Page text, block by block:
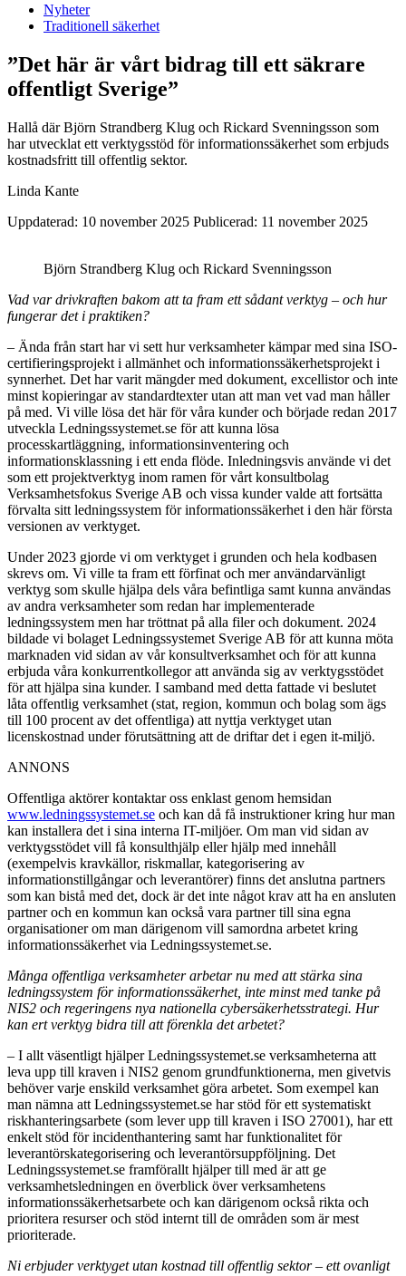
Nyheter
Traditionell säkerhet
”Det här är vårt bidrag till ett säkrare
offentligt Sverige”
Hallå där Björn Strandberg Klug och Rickard Svenningsson som
har utvecklat ett verktygsstöd för informationssäkerhet som erbjuds
kostnadsfritt till offentlig sektor.
Linda Kante
Uppdaterad: 10 november 2025 Publicerad: 11 november 2025
Björn Strandberg Klug och Rickard Svenningsson
Vad var drivkraften bakom att ta fram ett sådant verktyg – och hur
fungerar det i praktiken?
– Ända från start har vi sett hur verksamheter kämpar med sina ISO-
certifieringsprojekt i allmänhet och informationssäkerhetsprojekt i
synnerhet. Det har varit mängder med dokument, excellistor och inte
minst kopieringar av standardtexter utan att man vet vad man håller
på med. Vi ville lösa det här för våra kunder och började redan 2017
utveckla Ledningssystemet.se för att kunna lösa
processkartläggning, informationsinventering och
informationsklassning i ett enda flöde. Inledningsvis använde vi det
som ett projektverktyg inom ramen för vårt konsultbolag
Verksamhetsfokus Sverige AB och vissa kunder valde att fortsätta
förvalta sitt ledningssystem för informationssäkerhet i den här första
versionen av verktyget.
Under 2023 gjorde vi om verktyget i grunden och hela kodbasen
skrevs om. Vi ville ta fram ett förfinat och mer användarvänligt
verktyg som skulle hjälpa dels våra befintliga samt kunna användas
av andra verksamheter som redan har implementerade
ledningssystem men har tröttnat på alla filer och dokument. 2024
bildade vi bolaget Ledningssystemet Sverige AB för att kunna möta
marknaden vid sidan av vår konsultverksamhet och för att kunna
erbjuda våra konkurrentkollegor att använda sig av verktygsstödet
för att hjälpa sina kunder. I samband med detta fattade vi beslutet
låta offentlig verksamhet (stat, region, kommun och bolag som ägs
till 100 procent av det offentliga) att nyttja verktyget utan
licenskostnad under förutsättning att de driftar det i egen it-miljö.
ANNONS
Offentliga aktörer kontaktar oss enklast genom hemsidan
www.ledningssystemet.se och kan då få instruktioner kring hur man
kan installera det i sina interna IT-miljöer. Om man vid sidan av
verktygsstödet vill få konsulthjälp eller hjälp med innehåll
(exempelvis kravkällor, riskmallar, kategorisering av
informationstillgångar och leverantörer) finns det anslutna partners
som kan bistå med det, dock är det inte något krav att ha en ansluten
partner och en kommun kan också vara partner till sina egna
organisationer om man därigenom vill samordna arbetet kring
informationssäkerhet via Ledningssystemet.se.
Många offentliga verksamheter arbetar nu med att stärka sina
ledningssystem för informationssäkerhet, inte minst med tanke på
NIS2 och regeringens nya nationella cybersäkerhetsstrategi. Hur
kan ert verktyg bidra till att förenkla det arbetet?
– I allt väsentligt hjälper Ledningssystemet.se verksamheterna att
leva upp till kraven i NIS2 genom grundfunktionerna, men givetvis
behöver varje enskild verksamhet göra arbetet. Som exempel kan
man nämna att Ledningssystemet.se har stöd för ett systematiskt
riskhanteringsarbete (som lever upp till kraven i ISO 27001), har ett
enkelt stöd för incidenthantering samt har funktionalitet för
leverantörskategorisering och leverantörsuppföljning. Det
Ledningssystemet.se framförallt hjälper till med är att ge
verksamhetsledningen en överblick över verksamhetens
informationssäkerhetsarbete och kan därigenom också rikta och
prioritera resurser och stöd internt till de områden som är mest
prioriterade.
Ni erbjuder verktyget utan kostnad till offentlig sektor – ett ovanligt